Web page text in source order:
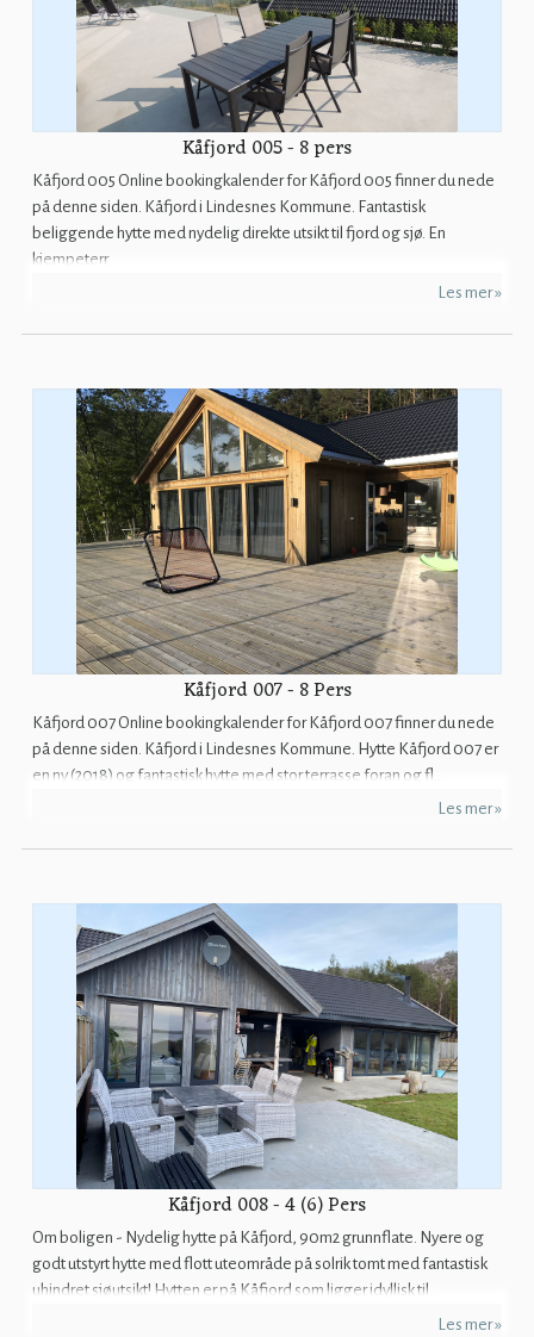
Kåfjord 005 - 8 pers
Kåfjord 005 Online bookingkalender for Kåfjord 005 finner du nede
på denne siden. Kåfjord i Lindesnes Kommune. Fantastisk
beliggende hytte med nydelig direkte utsikt til fjord og sjø. En
kjempeterr...
Les mer »
Kåfjord 007 - 8 Pers
Kåfjord 007 Online bookingkalender for Kåfjord 007 finner du nede
på denne siden. Kåfjord i Lindesnes Kommune. Hytte Kåfjord 007 er
en ny (2018) og fantastisk hytte med stor terrasse foran og fl...
Les mer »
Kåfjord 008 - 4 (6) Pers
Om boligen - Nydelig hytte på Kåfjord, 90m2 grunnflate. Nyere og
godt utstyrt hytte med flott uteområde på solrik tomt med fantastisk
uhindret sjøutsikt! Hytten er på Kåfjord som ligger idyllisk til...
Les mer »